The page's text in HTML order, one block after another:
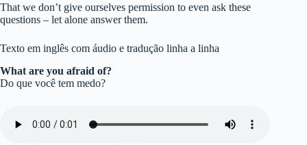
That we don’t give ourselves permission to even ask these
questions – let alone answer them.
Texto em inglês com áudio e tradução linha a linha
What are you afraid of?
Do que você tem medo?